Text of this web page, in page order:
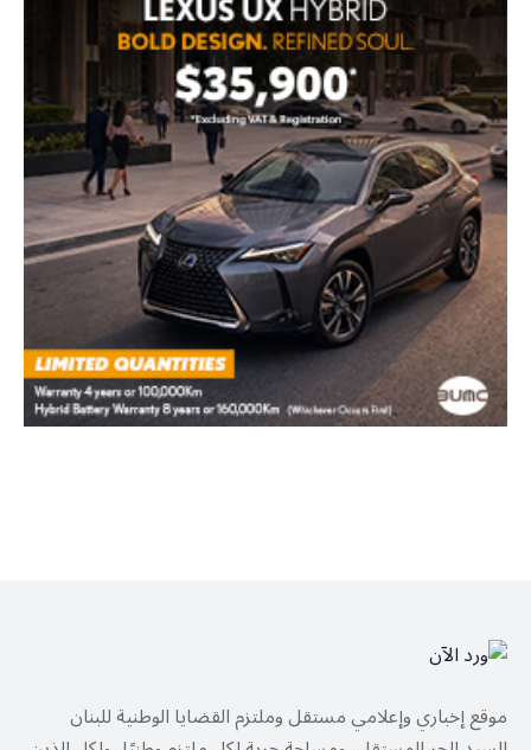
موقع إخباري وإعلامي مستقل وملتزم القضايا الوطنية للبنان